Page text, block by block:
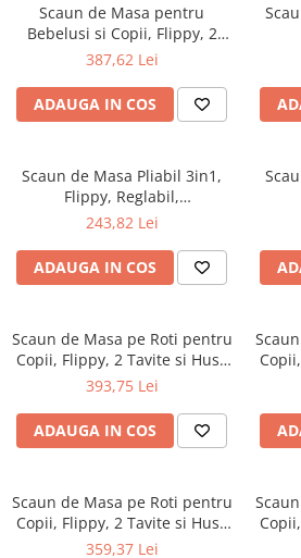
Scaun de Masa pentru
Bebelusi si Copii, Flippy, 2
Tavite cu Jucarii si Husa
Stabil, Centura de Siguranta,
Spatar Reglabil Moale,
387,62 Lei
ADAUGA IN COS
Scaun de Masa Pliabil 3in1,
Flippy, Reglabil,
Multifunctional, 3 Pozitii,
Roti, Centura de Siguranta,
Ajustare Inaltime, Albastru
243,82 Lei
ADAUGA IN COS
Scaun de Masa pe Roti pentru
Copii, Flippy, 2 Tavite si Husa
Detasabile, Multifuncțional,
Spatar Reglabil Moale,
Balansoar, Cos de Depozitare,
393,75 Lei
ADAUGA IN COS
Scaun de Masa pe Roti pentru
Copii, Flippy, 2 Tavite si Husa
Detasabile, Multifuncțional,
359,37 Lei